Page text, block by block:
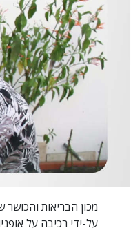
מכון הבריאות
על-ידי רכיבה על